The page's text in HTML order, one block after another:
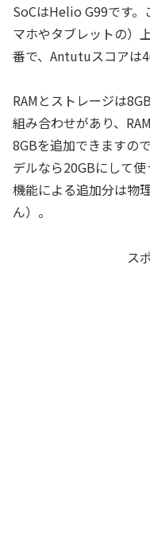
SoCはHelio G99です
マホやタブレットの）
番で、Antutuスコアは
RAMとストレージは
組み合わせがあり、
8GBを追加できますの
デルなら20GBにして
機能による追加分は物
ん）。
ス